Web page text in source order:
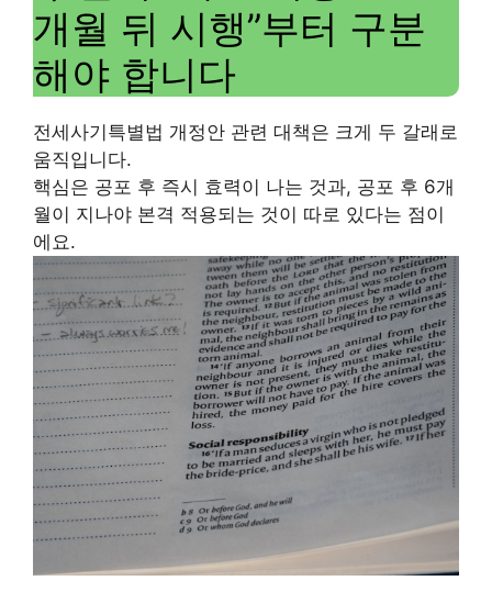
개월 뒤 시행”부터 구분
해야 합니다
전세사기특별법 개정안 관련 대책은 크게 두 갈래로
움직입니다.
핵심은 공포 후 즉시 효력이 나는 것과, 공포 후 6개
월이 지나야 본격 적용되는 것이 따로 있다는 점이
에요.